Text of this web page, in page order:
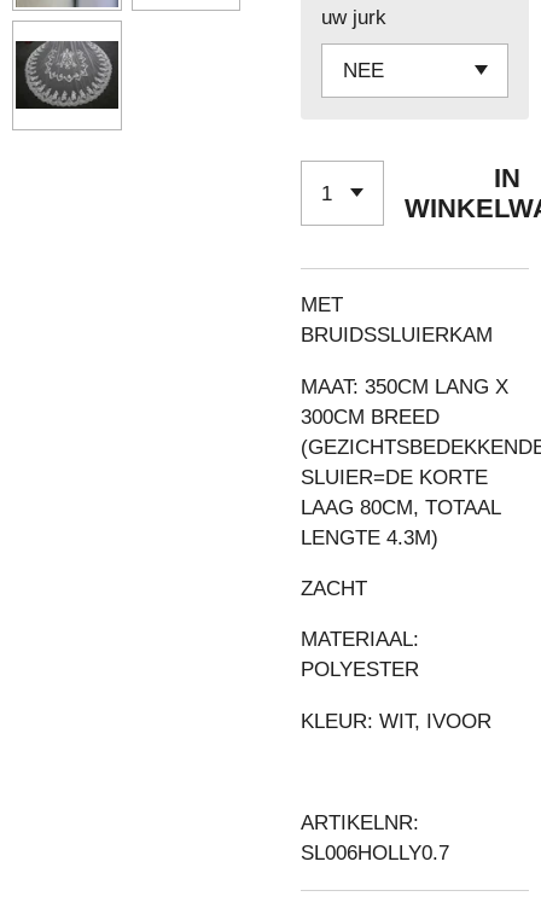
uw jurk
IN
MET
BRUIDSSLUIERKAM
MAAT: 350CM LANG X
300CM BREED
SLUIER=DE KORTE
LAAG 80CM, TOTAAL
LENGTE 4.3M)
ZACHT
MATERIAAL:
POLYESTER
KLEUR: WIT, IVOOR
ARTIKELNR:
SL006HOLLY0.7